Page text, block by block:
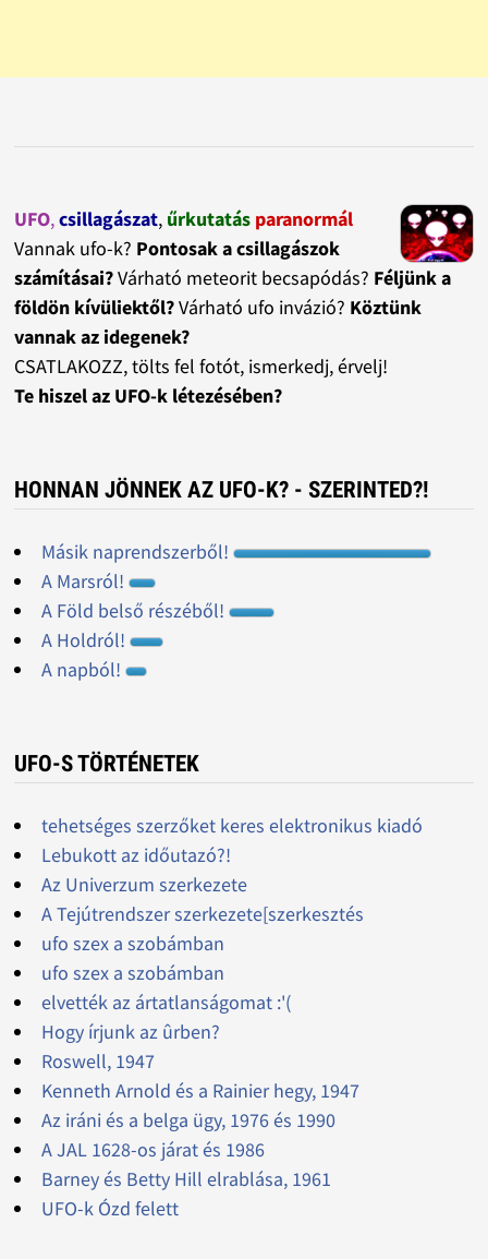
UFO,csillagászat, űrkutatás paranormál
Vannak ufo-k? Pontosak a csillagászok
számításai?Várható meteorit becsapódás? Féljünk a
földön kívüliektől?Várható ufo invázió? Köztünk
vannak az idegenek?
CSATLAKOZZ, tölts fel fotót, ismerkedj, érvelj!
Te hiszel az UFO-k létezésében?
HONNAN JÖNNEK AZ UFO-K? - SZERINTED?!
Másik naprendszerből!
A Marsról!
A Föld belső részéből!
A Holdról!
A napból!
UFO-S TÖRTÉNETEK
tehetséges szerzőket keres elektronikus kiadó
Lebukott az időutazó?!
Az Univerzum szerkezete
A Tejútrendszer szerkezete[szerkesztés
ufo szex a szobámban
ufo szex a szobámban
elvették az ártatlanságomat :'(
Hogy írjunk az ûrben?
Roswell, 1947
Kenneth Arnold és a Rainier hegy, 1947
Az iráni és a belga ügy, 1976 és 1990
A JAL 1628-os járat és 1986
Barney és Betty Hill elrablása, 1961
UFO-k Ózd felett